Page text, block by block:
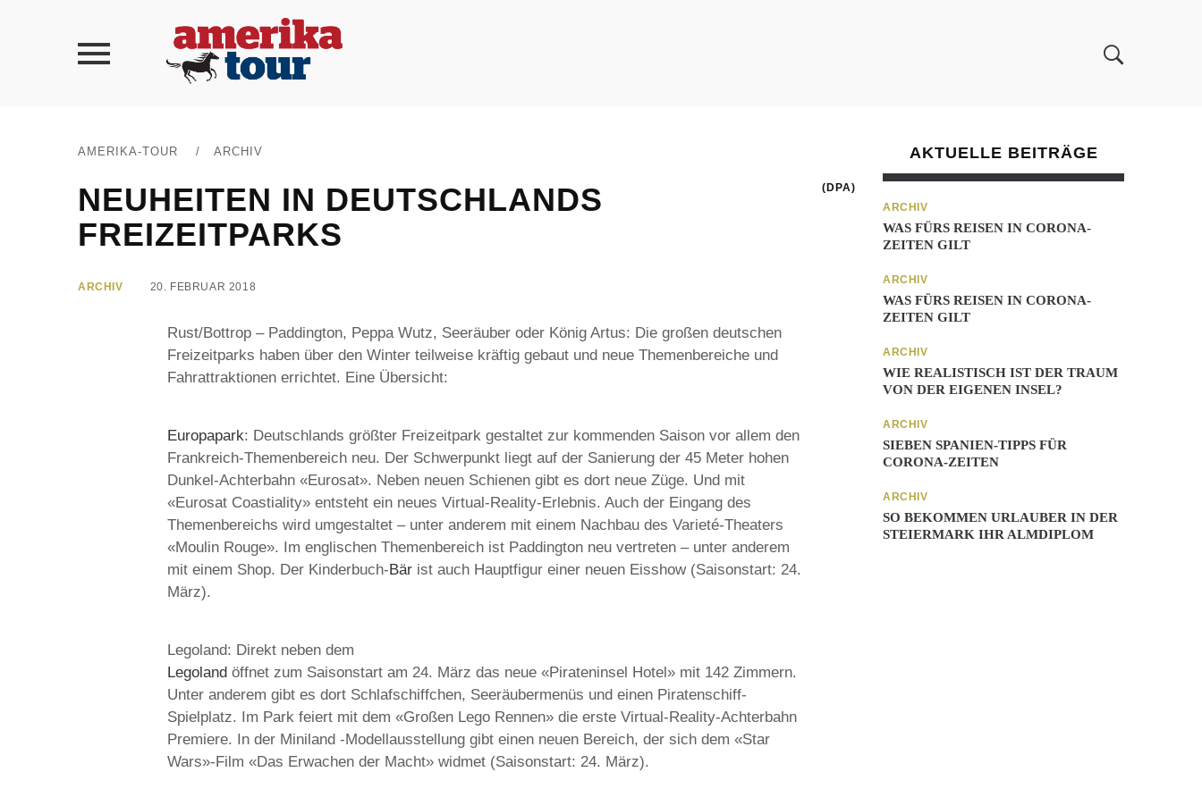
AMERIKA-TOUR / ARCHIV
NEUHEITEN IN DEUTSCHLANDS
FREIZEITPARKS
(DPA)
ARCHIV 20. FEBRUAR 2018
Rust/Bottrop – Paddington, Peppa Wutz, Seeräuber oder König Artus: Die großen deutschen
Freizeitparks haben über den Winter teilweise kräftig gebaut und neue Themenbereiche und
Fahrattraktionen errichtet. Eine Übersicht:
Europapark: Deutschlands größter Freizeitpark gestaltet zur kommenden Saison vor allem den
Frankreich-Themenbereich neu. Der Schwerpunkt liegt auf der Sanierung der 45 Meter hohen
Dunkel-Achterbahn «Eurosat». Neben neuen Schienen gibt es dort neue Züge. Und mit
«Eurosat Coastiality» entsteht ein neues Virtual-Reality-Erlebnis. Auch der Eingang des
Themenbereichs wird umgestaltet – unter anderem mit einem Nachbau des Varieté-Theaters
«Moulin Rouge». Im englischen Themenbereich ist Paddington neu vertreten – unter anderem
mit einem Shop. Der Kinderbuch-Bär ist auch Hauptfigur einer neuen Eisshow (Saisonstart: 24.
März).
Legoland: Direkt neben dem
Legoland öffnet zum Saisonstart am 24. März das neue «Pirateninsel Hotel» mit 142 Zimmern.
Unter anderem gibt es dort Schlafschiffchen, Seeräubermenüs und einen Piratenschiff-
Spielplatz. Im Park feiert mit dem «Großen Lego Rennen» die erste Virtual-Reality-Achterbahn
Premiere. In der Miniland -Modellausstellung gibt einen neuen Bereich, der sich dem «Star
Wars»-Film «Das Erwachen der Macht» widmet (Saisonstart: 24. März).
AKTUELLE BEITRÄGE
ARCHIV
WAS FÜRS REISEN IN CORONA-
ZEITEN GILT
ARCHIV
WAS FÜRS REISEN IN CORONA-
ZEITEN GILT
ARCHIV
WIE REALISTISCH IST DER TRAUM
VON DER EIGENEN INSEL?
ARCHIV
SIEBEN SPANIEN-TIPPS FÜR
CORONA-ZEITEN
ARCHIV
SO BEKOMMEN URLAUBER IN DER
STEIERMARK IHR ALMDIPLOM